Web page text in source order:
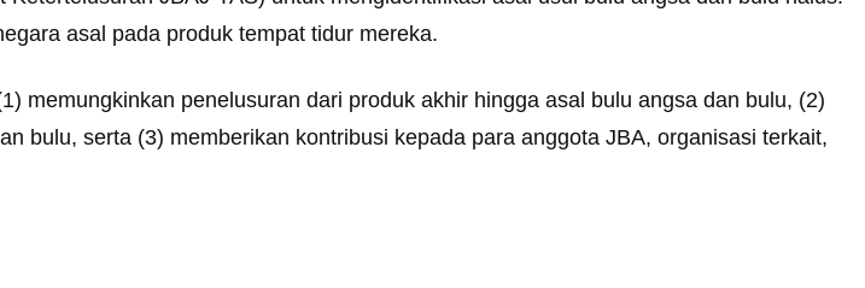
asal pada produk tempat tidur mereka.
memungkinkan penelusuran dari produk akhir hingga asal bulu angsa dan bulu, (2)
bulu, serta (3) memberikan kontribusi kepada para anggota JBA, organisasi terkait,